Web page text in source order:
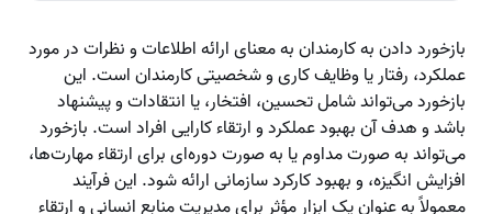
بازخورد دادن به کارمندان به معنای ارائه اطلاعات و نظرات در مورد
عملکرد، رفتار یا وظایف کاری و شخصیتی کارمندان است. این
بازخورد می‌تواند شامل تحسین، افتخار، یا انتقادات و پیشنهاد
باشد و هدف آن بهبود عملکرد و ارتقاء کارایی افراد است. بازخورد
می‌تواند به صورت مداوم یا به صورت دوره‌ای برای ارتقاء مهارت‌ها،
افزایش انگیزه، و بهبود کارکرد سازمانی ارائه شود. این فرآیند
معمولاً به عنوان یک ابزار مؤثر برای مدیریت منابع انسانی و ارتقاء